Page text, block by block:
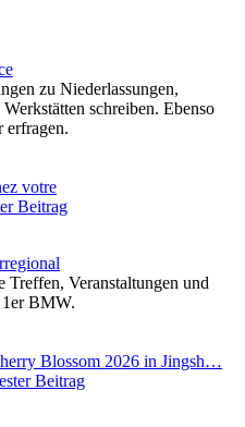
zu Niederlassungen,
schreiben. Ebenso
erfragen.
votre
Beitrag
Treffen, Veranstaltungen und
BMW.
Blossom 2026 in Jingsh…
Beitrag